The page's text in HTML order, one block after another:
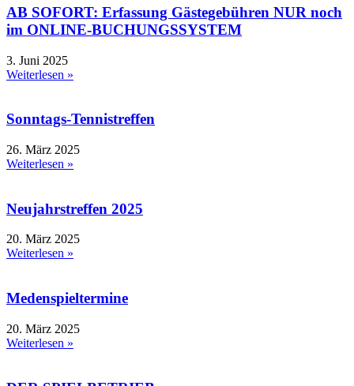
AB SOFORT: Erfassung Gästegebühren NUR noch
im ONLINE-BUCHUNGSSYSTEM
3. Juni 2025
Weiterlesen »
Sonntags-Tennistreffen
26. März 2025
Weiterlesen »
Neujahrstreffen 2025
20. März 2025
Weiterlesen »
Medenspieltermine
20. März 2025
Weiterlesen »